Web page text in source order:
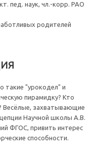
пед. наук, чл.-корр. РАО
родителей
такие "урокодел" и
пирамидку? Кто
Весёлые, захватывающие
Научной школы А.В.
ФГОС, привить интерес
способности.